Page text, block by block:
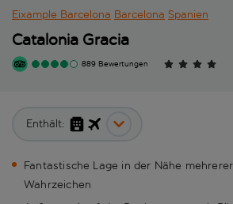
Eixample Barcelona Barcelona Spanien
Catalonia Gracia
889 Bewertungen
Enthält:
Fantastische Lage in der Nähe
Wahrzeichen